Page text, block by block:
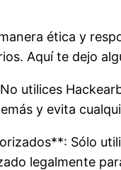
ética y
Aquí te dejo
utilices
y evita
Sólo
legalmente